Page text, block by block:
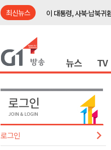
최신뉴스
이 대통령, 사북·납북귀
이광재 국회 예결위원
육동한 시장, 국제스케이
영월군, 국·도비 확보
삼척 공공산후조리원
강원자치도교육청 교
뉴스 TV
로그인